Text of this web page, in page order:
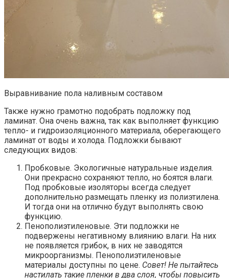
Выравнивание пола наливным составом
Также нужно грамотно подобрать подложку под
ламинат. Она очень важна, так как выполняет функцию
тепло- и гидроизоляционного материала, оберегающего
ламинат от воды и холода. Подложки бывают
следующих видов:
Пробковые. Экологичные натуральные изделия.
Они прекрасно сохраняют тепло, но боятся влаги.
Под пробковые изоляторы всегда следует
дополнительно размещать пленку из полиэтилена.
И тогда они на отлично будут выполнять свою
функцию.
Пенополиэтиленовые. Эти подложки не
подвержены негативному влиянию влаги. На них
не появляется грибок, в них не заводятся
микроорганизмы. Пенополиэтиленовые
материалы доступны по цене. Совет! Не пытайтесь
настилать такие пленки в два слоя, чтобы повысить